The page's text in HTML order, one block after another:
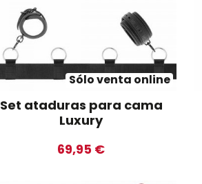
Sólo venta online
Set ataduras para cama
Luxury
69,95 €